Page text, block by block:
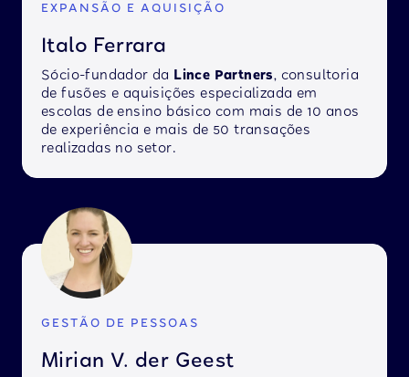
EXPANSÃO E AQUISIÇÃO
Italo Ferrara
Sócio-fundador da Lince Partners, consultoria
de fusões e aquisições especializada em
escolas de ensino básico com mais de 10 anos
de experiência e mais de 50 transações
realizadas no setor.
GESTÃO DE PESSOAS
Mirian V. der Geest